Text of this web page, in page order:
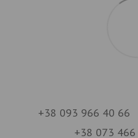
+38 093 966 40 66
+38 073